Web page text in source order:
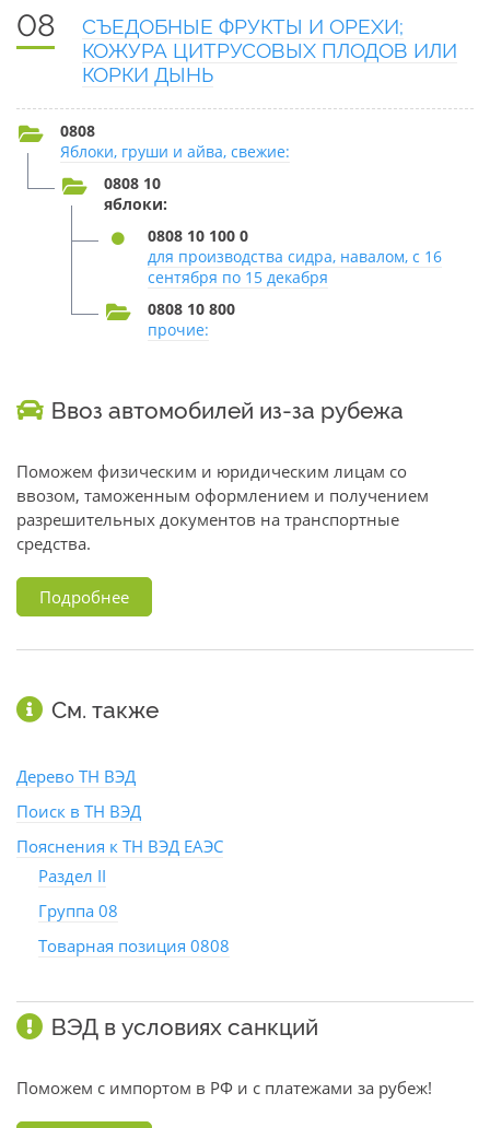
08
СЪЕДОБНЫЕ ФРУКТЫ И ОРЕХИ;
КОЖУРА ЦИТРУСОВЫХ ПЛОДОВ ИЛИ
КОРКИ ДЫНЬ
0808
Яблоки, груши и айва, свежие:
0808 10
яблоки:
0808 10 100 0
для производства сидра, навалом, с 16
сентября по 15 декабря
0808 10 800
прочие:
Ввоз автомобилей из-за рубежа
Поможем физическим и юридическим лицам со
ввозом, таможенным оформлением и получением
разрешительных документов на транспортные
средства.
Подробнее
См. также
Дерево ТН ВЭД
Поиск в ТН ВЭД
Пояснения к ТН ВЭД ЕАЭС
Раздел II
Группа 08
Товарная позиция 0808
ВЭД в условиях санкций
Поможем с импортом в РФ и с платежами за рубеж!